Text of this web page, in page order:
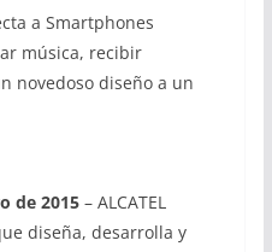
a Smartphones
música, recibir
novedoso diseño a un
de 2015– ALCATEL
diseña, desarrolla y